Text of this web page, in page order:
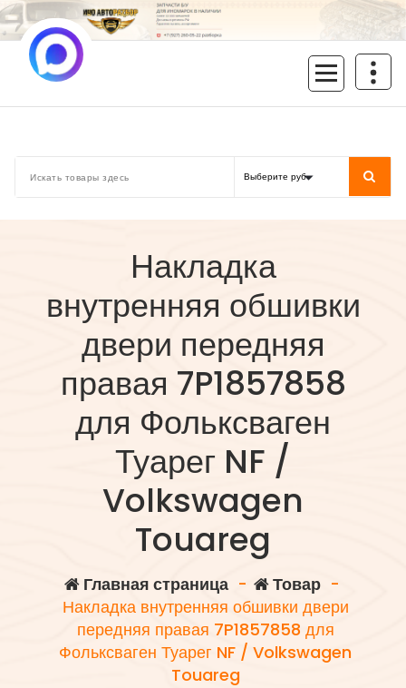
Перейти
к
содержимому
Накладка
внутренняя обшивки
двери передняя
правая 7P1857858
для Фольксваген
Туарег NF /
Volkswagen
Touareg
Главная страница- Товар-
Накладка внутренняя обшивки двери
передняя правая 7P1857858 для
Фольксваген Туарег NF / Volkswagen
Touareg